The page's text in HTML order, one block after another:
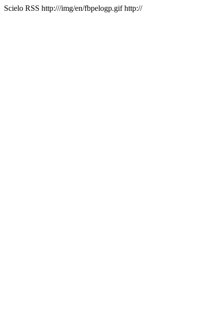
Scielo RSS http:///img/en/fbpelogp.gif http://